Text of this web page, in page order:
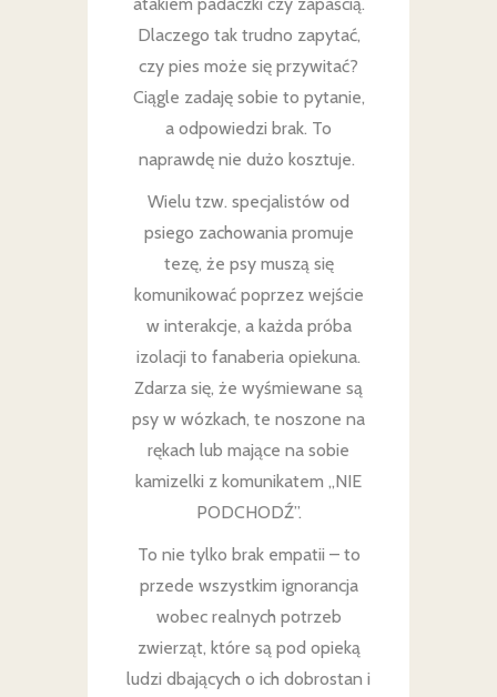
Dlaczego tak trudno zapytać,
czy pies może się przywitać?
Ciągle zadaję sobie to pytanie,
a odpowiedzi brak. To
naprawdę nie dużo kosztuje.
Wielu tzw. specjalistów od
psiego zachowania promuje
tezę, że psy muszą się
komunikować poprzez wejście
w interakcje, a każda próba
izolacji to fanaberia opiekuna.
Zdarza się, że wyśmiewane są
psy w wózkach, te noszone na
rękach lub mające na sobie
kamizelki z komunikatem „NIE
PODCHODŹ”.
To nie tylko brak empatii – to
przede wszystkim ignorancja
wobec realnych potrzeb
zwierząt, które są pod opieką
ludzi dbających o ich dobrostan i